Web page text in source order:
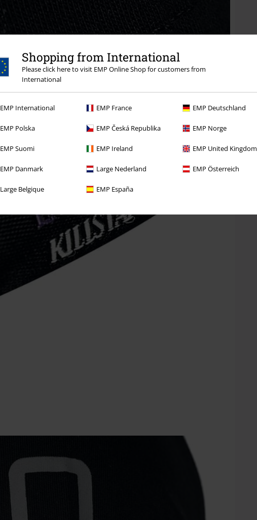
Shopping from International
Please click here to visit EMP Online Shop for customers from
International
EMP International EMP France EMP Deutschland
EMP Polska EMP Česká Republika EMP Norge
EMP Suomi EMP Ireland EMP United Kingdom
EMP Danmark Large Nederland EMP Österreich
Large Belgique EMP España